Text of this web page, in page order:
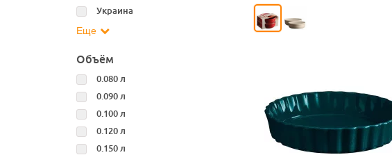
Украина
Еще
Объём
0.080 л
0.090 л
0.100 л
0.120 л
0.150 л